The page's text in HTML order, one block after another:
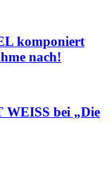
komponiert
nach!
bei „Die